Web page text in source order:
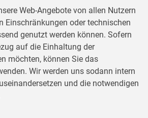
Web-Angebote von allen Nutzern
Einschränkungen oder technischen
genutzt werden können. Sofern
auf die Einhaltung der
möchten, können Sie das
Wir werden uns sodann intern
und die notwendigen